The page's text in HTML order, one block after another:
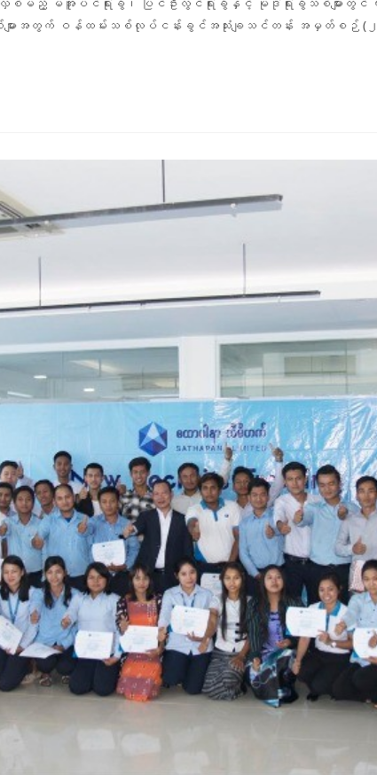
စ်မည့် မအူပင်ရုံးခွဲ၊ ပြင်ဦးလွင်ရုံးခွဲနှင့် မုဒုံရုံးခွဲသစ်များတွင် တာဝ
များအတွက် ဝန်ထမ်းသစ်လုပ်ငန်းခွင်အသုံးချသင်တန်း အမှတ်စဉ် (